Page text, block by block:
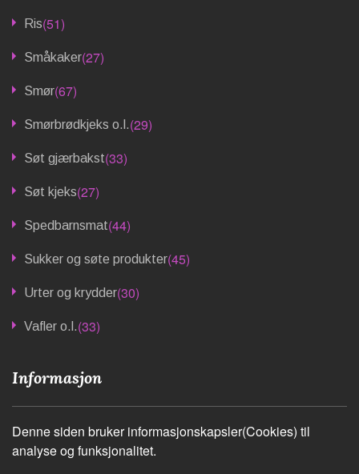
Ris(51)
Småkaker(27)
Smør(67)
Smørbrødkjeks o.l.(29)
Søt gjærbakst(33)
Søt kjeks(27)
Spedbarnsmat(44)
Sukker og søte produkter(45)
Urter og krydder(30)
Vafler o.l.(33)
Informasjon
Denne siden bruker informasjonskapsler(Cookies) til
analyse og funksjonalitet.